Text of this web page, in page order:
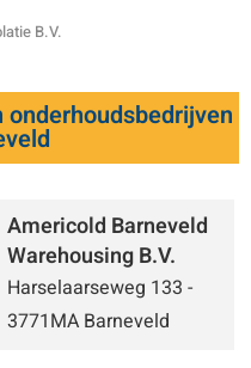
B.V.
Americold Barneveld
Warehousing B.V.
Harselaarseweg 133 -
3771MA Barneveld